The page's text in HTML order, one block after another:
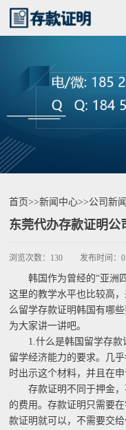
首页>>新闻中心>>公司新闻
东莞代办存款证明公
浏览次数： 130 发布时间：
韩国作为曾经的“亚洲四
这里的教学水平也比较高
么留学存款证明韩国有哪
为大家讲一讲吧。
1.什么是韩国留学存款
留学经济能力的要求。几
时出示这个材料，并且在
存款证明不同于押金，
的费用。存款证明只需要
款证明就可以，不需要交